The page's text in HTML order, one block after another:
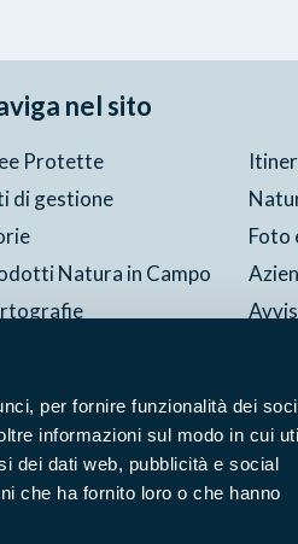
per fornire funzionalità dei
informazioni sul modo in cui
dei dati web, pubblicità e social
che ha fornito loro o che hanno
nel sito
Protette
di gestione
Foto
Natura in Campo
Accessibilità Privacy